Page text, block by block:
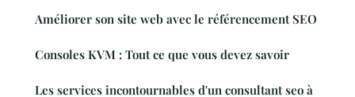
Améliorer son site web avec le référencement SEO
Consoles KVM : Tout ce que vous devez savoir
Les services incontournables d'un consultant seo à